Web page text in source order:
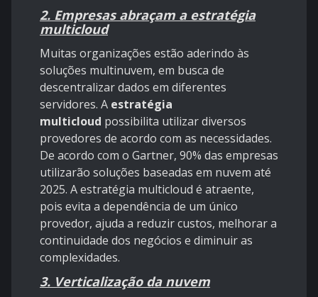
2. Empresas abraçam a estratégia
multicloud
Muitas organizações estão aderindo às
soluções multinuvem, em busca de
descentralizar dados em diferentes
servidores. A estratégia
multicloud possibilita utilizar diversos
provedores de acordo com as necessidades.
De acordo com o Gartner, 90% das empresas
utilizarão soluções baseadas em nuvem até
2025. A estratégia multicloud é atraente,
pois evita a dependência de um único
provedor, ajuda a reduzir custos, melhorar a
continuidade dos negócios e diminuir as
complexidades.
3. Verticalização da nuvem